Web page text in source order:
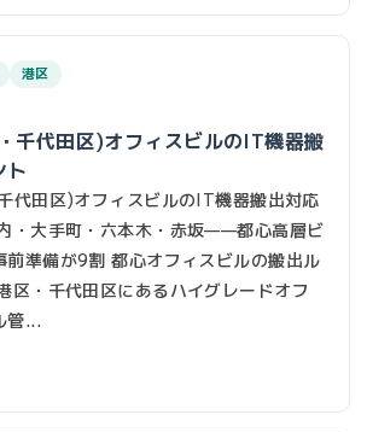
港区
千代田区)オフィスビルのIT機器搬
ト
代田区)オフィスビルのIT機器搬出対応
・大手町・六本木・赤坂——都心高層ビ
前準備が9割 都心オフィスビルの搬出ル
区・千代田区にあるハイグレードオフ
管...